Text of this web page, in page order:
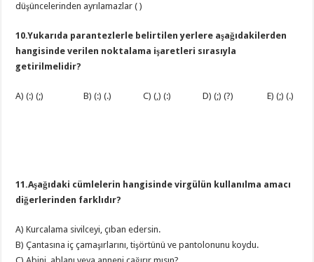
düşüncelerinden ayrılamazlar ( )
10.Yukarıda parantezlerle belirtilen yerlere aşağıdakilerden
hangisinde verilen noktalama işaretleri sırasıyla
getirilmelidir?
A) (:) (;) B) (:) (.) C) (,) (:) D) (;) (?) E) (;) (.)
11.Aşağıdaki cümlelerin hangisinde virgülün kullanılma amacı
diğerlerinden farklıdır?
A) Kurcalama sivilceyi, çıban edersin.
B) Çantasına iç çamaşırlarını, tişörtünü ve pantolonunu koydu.